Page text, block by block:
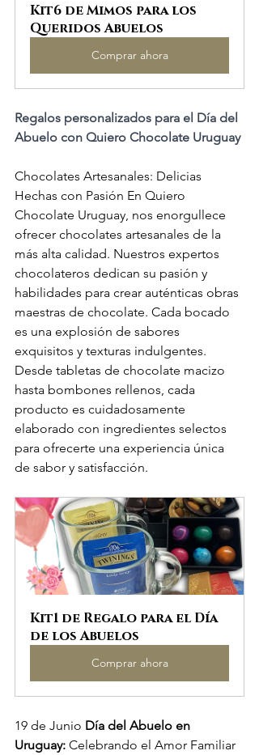
Kit6 de Mimos para los
Queridos Abuelos
Comprar ahora
Regalos personalizados para el Día del
Abuelo con Quiero Chocolate Uruguay
Chocolates Artesanales: Delicias
Hechas con Pasión En Quiero
Chocolate Uruguay, nos enorgullece
ofrecer chocolates artesanales de la
más alta calidad. Nuestros expertos
chocolateros dedican su pasión y
habilidades para crear auténticas obras
maestras de chocolate. Cada bocado
es una explosión de sabores
exquisitos y texturas indulgentes.
Desde tabletas de chocolate macizo
hasta bombones rellenos, cada
producto es cuidadosamente
elaborado con ingredientes selectos
para ofrecerte una experiencia única
de sabor y satisfacción.
Kit1 de Regalo para el Día
de los Abuelos
Comprar ahora
19 de Junio Día del Abuelo en
Uruguay: Celebrando el Amor Familiar